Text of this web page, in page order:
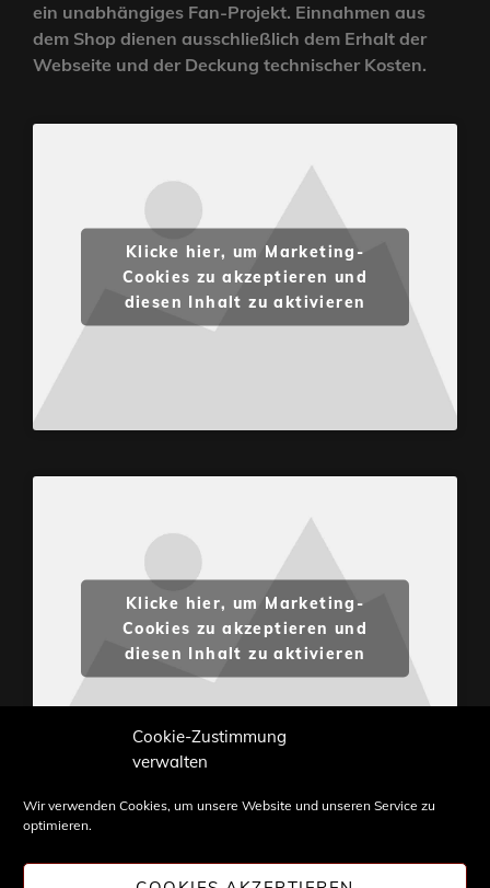
Cookie-Zustimmung
verwalten
Wir verwenden Cookies, um unsere Website und unseren Service zu
optimieren.
ein unabhängiges Fan-Projekt. Einnahmen aus
dem Shop dienen ausschließlich dem Erhalt der
Webseite und der Deckung technischer Kosten.
Klicke hier, um Marketing-
Cookies zu akzeptieren und
diesen Inhalt zu aktivieren
Klicke hier, um Marketing-
Cookies zu akzeptieren und
diesen Inhalt zu aktivieren
Weiterverwendung nur mit Zustimmung von